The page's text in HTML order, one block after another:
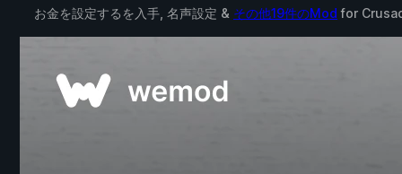
お金を設定するを入手, 名声設定 & その他19件のMod for